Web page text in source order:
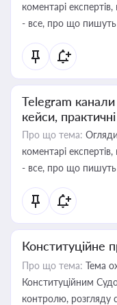
коментарі
- все, про що пишуть
Telegram
кейси,
Про що тема:
коментарі
- все, про що пишуть
Конституційне
Про що тема: Тема
Конституційним
контролю, розгляду